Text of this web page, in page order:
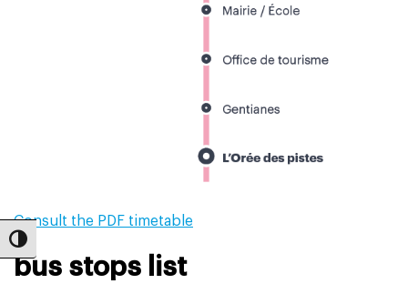
Toggle High Contrast
Consult the PDF timetable
bus stops list